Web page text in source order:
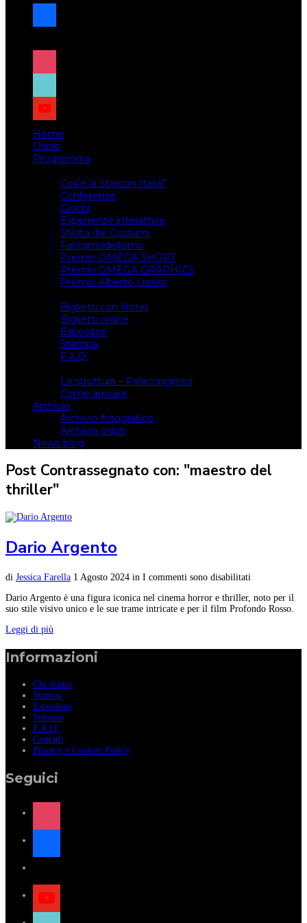
facebook
x
instagram
tiktok
youtube
Home
Ospiti
Programma
Cos’è la Starcon Italia?
Conferenze
Giochi
Esperienze interattive
Sfilata dei Costumi
Fantamodellismo
Premio OMEGA SHORT
Premio OMEGA GRAPHICS
Premio Alberto Lisiero
Biglietti con Hotel
Biglietti online
Espositori
Stampa
F.A.Q.
La struttura – Palacongressi
Come arrivare
Archivio
Archivio fotografico
Archivio ospiti
News blog
Post Contrassegnato con: "maestro del
thriller"
Dario Argento
di Jessica Farella 1 Agosto 2024 in I commenti sono disabilitati
Dario Argento è una figura iconica nel cinema horror e thriller, noto per il
suo stile visivo unico e le sue trame intricate e per il film Profondo Rosso.
Leggi di più
Informazioni
Chi siamo
Stampa
Espositori
Sponsor
F.A.Q.
Contatti
Privacy e Cookies Policy
Seguici
instagram
facebook
x
youtube
tiktok